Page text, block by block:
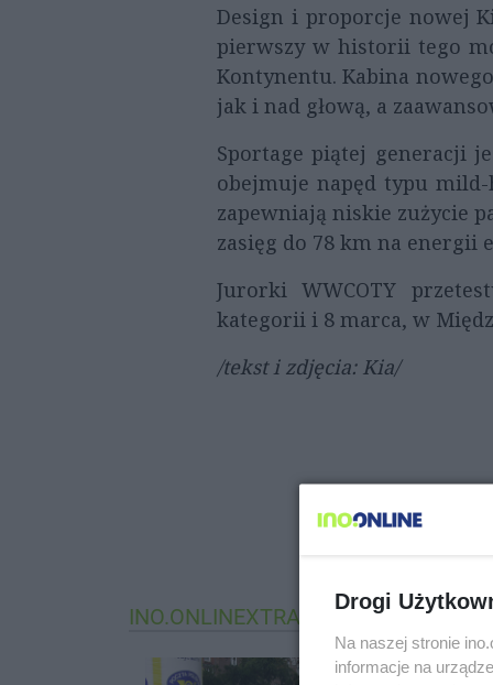
Design i proporcje nowej
pierwszy w historii tego
Kontynentu. Kabina
jak i nad głową, a
Sportage piątej generacji
obejmuje napęd typu mild-
zapewniają niskie zużycie
zasięg do 78 km na energii
Jurorki WWCOTY
kategorii i 8 marca, w
/tekst i zdjęcia: Kia/
INO.ONLINEXTRA MAGAZYN
Drogi
Na naszej stronie
informacje na